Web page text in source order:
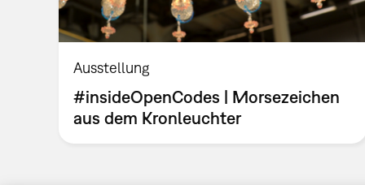
Ausstellung
#insideOpenCodes | Morsezeichen
aus dem Kronleuchter